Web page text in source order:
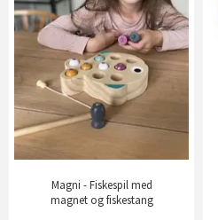
Magni - Fiskespil med
magnet og fiskestang